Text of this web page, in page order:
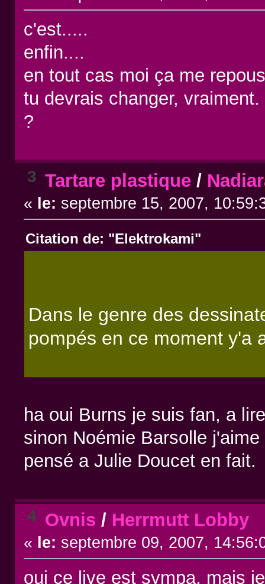
c'est.....
enfin....
en tout cas moi ça me
tu devrais changer,
?
3 Tartare plastique/
« le: septembre 15, 2007,
Citation de: "Elektrokami"
Dans le genre des
pompés en ce moment y'a
ha oui Burns je suis fan, a
sinon Noémie Barsolle
pensé a Julie Doucet en fait.
4 Ovnis / Herrmutt Lobby
« le: septembre 09, 2007,
oui ce live est sympa, mais